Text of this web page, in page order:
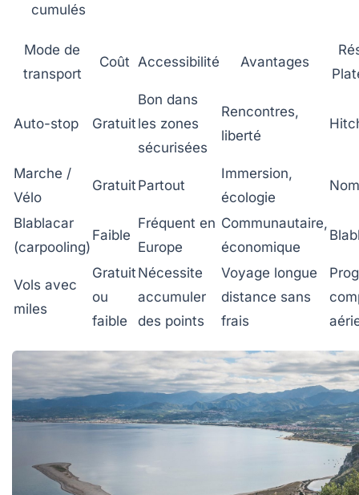
cumulés
Mode de
transport
Coût Accessibilité Avantages
Auto-stop Gratuit
Bon dans
les zones
sécurisées
Rencontres,
liberté
Marche /
Vélo
Gratuit Partout
Immersion,
écologie
Blablacar
(carpooling)
Faible
Fréquent en
Europe
Communautaire,
économique
Vols avec
miles
Gratuit
ou
faible
Nécessite
accumuler
des points
Voyage longue
distance sans
frais